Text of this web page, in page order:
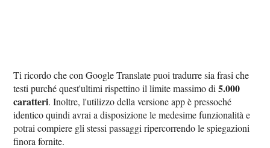
Ti ricordo che con Google Translate puoi tradurre sia frasi che
testi purché quest'ultimi rispettino il limite massimo di5.000
caratteri. Inoltre, l'utilizzo della versione app è pressoché
identico quindi avrai a disposizione le medesime funzionalità e
potrai compiere gli stessi passaggi ripercorrendo le spiegazioni
finora fornite.